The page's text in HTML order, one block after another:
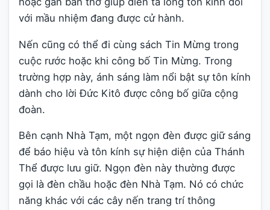
với mầu nhiệm đang được cử hành.
Nến cũng có thể đi cùng sách Tin Mừng trong
cuộc rước hoặc khi công bố Tin Mừng. Trong
trường hợp này, ánh sáng làm nổi bật sự tôn kính
dành cho lời Đức Kitô được công bố giữa cộng
đoàn.
Bên cạnh Nhà Tạm, một ngọn đèn được giữ sáng
để báo hiệu và tôn kính sự hiện diện của Thánh
Thể được lưu giữ. Ngọn đèn này thường được
gọi là đèn chầu hoặc đèn Nhà Tạm. Nó có chức
năng khác với các cây nến trang trí thông